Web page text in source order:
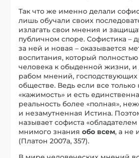
Так что же именно делали
лишь обучали своих
излагать свои мнения и
публичном споре. Софистика –
за ней и новая – оказывается
воспитания, который
человека к обыденной жизни, и
рабом мнений, господствующих
обществе. Ведь если все только
«кажимость» и есть
реальность более «полная»,
и незамутненная Истина.
называет софиста «обладателем
мнимого знанияобо всем, а не
(Платон 2007a, 357).